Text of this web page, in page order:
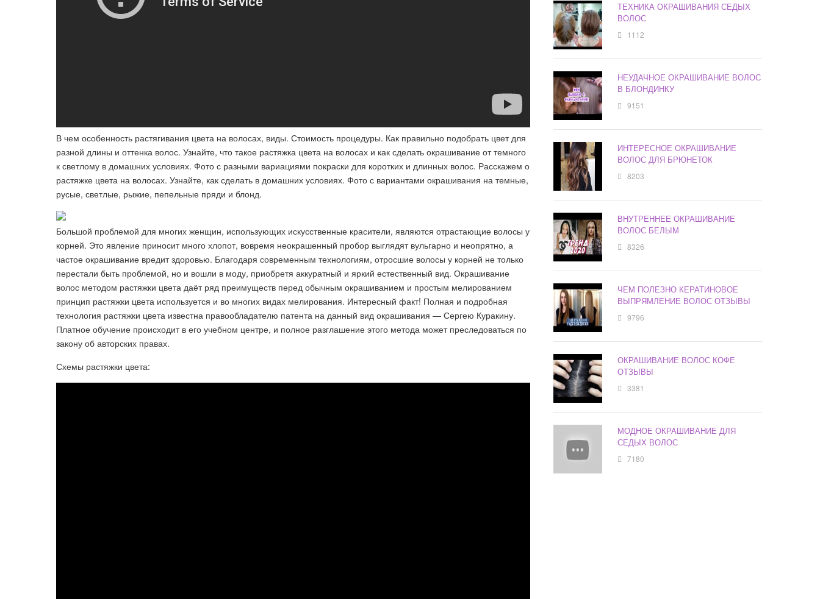
В чем особенность растягивания цвета на волосах, виды. Стоимость процедуры. Как правильно подобрать цвет для
разной длины и оттенка волос. Узнайте, что такое растяжка цвета на волосах и как сделать окрашивание от темного
к светлому в домашних условиях. Фото с разными вариациями покраски для коротких и длинных волос. Расскажем о
растяжке цвета на волосах. Узнайте, как сделать в домашних условиях. Фото с вариантами окрашивания на темные,
русые, светлые, рыжие, пепельные пряди и блонд.
Большой проблемой для многих женщин, использующих искусственные красители, являются отрастающие волосы у
корней. Это явление приносит много хлопот, вовремя неокрашенный пробор выглядят вульгарно и неопрятно, а
частое окрашивание вредит здоровью. Благодаря современным технологиям, отросшие волосы у корней не только
перестали быть проблемой, но и вошли в моду, приобретя аккуратный и яркий естественный вид. Окрашивание
волос методом растяжки цвета даёт ряд преимуществ перед обычным окрашиванием и простым мелированием
принцип растяжки цвета используется и во многих видах мелирования. Интересный факт! Полная и подробная
технология растяжки цвета известна правообладателю патента на данный вид окрашивания — Сергею Куракину.
Платное обучение происходит в его учебном центре, и полное разглашение этого метода может преследоваться по
закону об авторских правах.
Схемы растяжки цвета:
ТЕХНИКА ОКРАШИВАНИЯ СЕДЫХ
ВОЛОС
1112
НЕУДАЧНОЕ ОКРАШИВАНИЕ ВОЛОС
В БЛОНДИНКУ
9151
ИНТЕРЕСНОЕ ОКРАШИВАНИЕ
ВОЛОС ДЛЯ БРЮНЕТОК
8203
ВНУТРЕННЕЕ ОКРАШИВАНИЕ
ВОЛОС БЕЛЫМ
8326
ЧЕМ ПОЛЕЗНО КЕРАТИНОВОЕ
ВЫПРЯМЛЕНИЕ ВОЛОС ОТЗЫВЫ
9796
ОКРАШИВАНИЕ ВОЛОС КОФЕ
ОТЗЫВЫ
3381
МОДНОЕ ОКРАШИВАНИЕ ДЛЯ
СЕДЫХ ВОЛОС
7180